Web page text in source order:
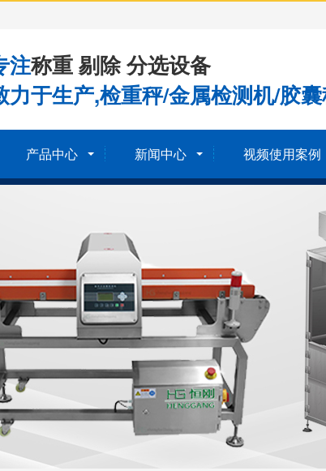
注称重 剔除 分选设备
力于生产,检重秤/金属检测机/胶
产品中心 新闻中心 视频使用案例